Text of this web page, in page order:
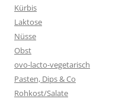
Kürbis
Laktose
Nüsse
Obst
ovo-lacto-vegetarisch
Pasten, Dips & Co
Rohkost/Salate